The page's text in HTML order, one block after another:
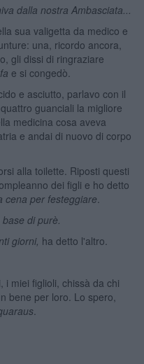
dalla nostra Ambasciata...
sua valigetta da medico e
una, ricordo ancora,
gli dissi di ringraziare
e si congedò.
e asciutto, parlavo con il
guanciali la migliore
medicina cosa aveva
e andai di nuovo di corpo
alla toilette. Riposti questi
dei figli e ho detto
cena per festeggiare
base di purè.
giorni, ha detto l'altro.
i miei figlioli, chissà da chi
bene per loro. Lo spero,
.